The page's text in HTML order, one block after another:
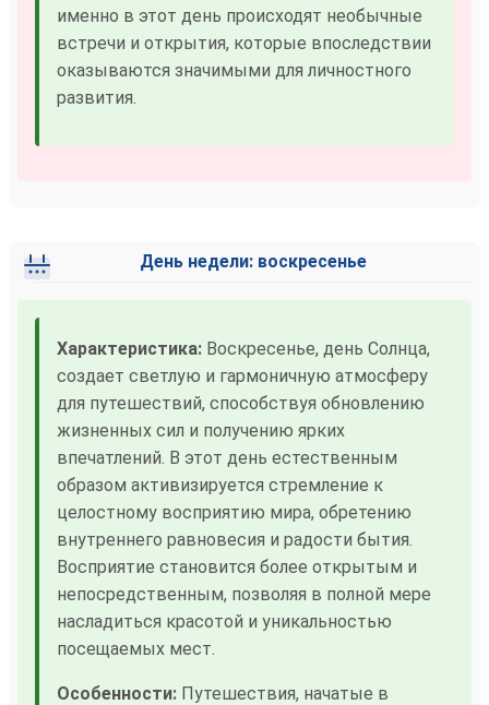
именно в этот день происходят необычные
встречи и открытия, которые впоследствии
оказываются значимыми для личностного
развития.
День недели: воскресенье
Характеристика: Воскресенье, день Солнца,
создает светлую и гармоничную атмосферу
для путешествий, способствуя обновлению
жизненных сил и получению ярких
впечатлений. В этот день естественным
образом активизируется стремление к
целостному восприятию мира, обретению
внутреннего равновесия и радости бытия.
Восприятие становится более открытым и
непосредственным, позволяя в полной мере
насладиться красотой и уникальностью
посещаемых мест.
Особенности: Путешествия, начатые в